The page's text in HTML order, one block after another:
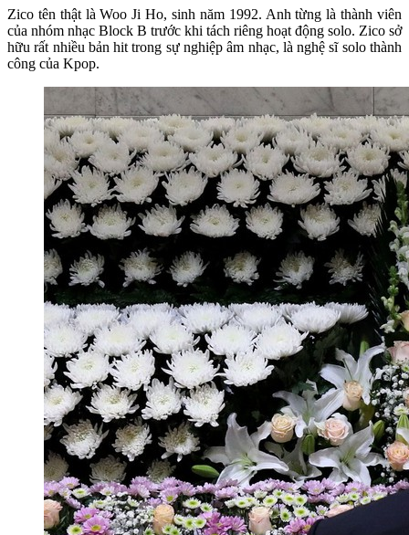
Zico tên thật là Woo Ji Ho, sinh năm 1992. Anh từng là thành viên
của nhóm nhạc Block B trước khi tách riêng hoạt động solo. Zico sở
hữu rất nhiều bản hit trong sự nghiệp âm nhạc, là nghệ sĩ solo thành
công của Kpop.